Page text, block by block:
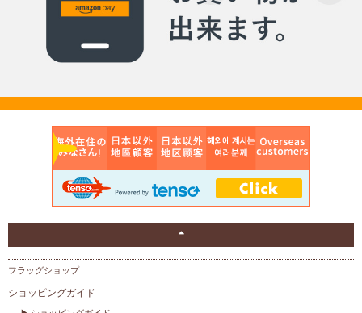
フラッグショップ
ショッピングガイド